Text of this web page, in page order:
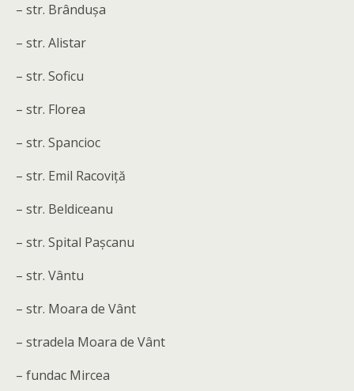
– str. Brândușa
– str. Alistar
– str. Soficu
– str. Florea
– str. Spancioc
– str. Emil Racoviță
– str. Beldiceanu
– str. Spital Pașcanu
– str. Vântu
– str. Moara de Vânt
– stradela Moara de Vânt
– fundac Mircea